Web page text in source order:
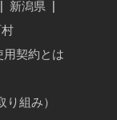
新潟県
用契約とは
り組み）